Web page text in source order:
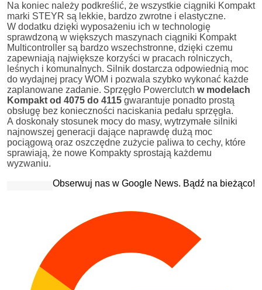
Na koniec należy podkreślić, że wszystkie ciągniki Kompakt
marki STEYR są lekkie, bardzo zwrotne i elastyczne.
W dodatku dzięki wyposażeniu ich w technologię
sprawdzoną w większych maszynach ciągniki Kompakt
Multicontroller są bardzo wszechstronne, dzięki czemu
zapewniają największe korzyści w pracach rolniczych,
leśnych i komunalnych. Silnik dostarcza odpowiednią moc
do wydajnej pracy WOM i pozwala szybko wykonać każde
zaplanowane zadanie. Sprzęgło Powerclutch w modelach
Kompakt od 4075 do 4115 gwarantuje ponadto prostą
obsługę bez konieczności naciskania pedału sprzęgła.
A doskonały stosunek mocy do masy, wytrzymałe silniki
najnowszej generacji dające naprawdę dużą moc
pociągową oraz oszczędne zużycie paliwa to cechy, które
sprawiają, że nowe Kompakty sprostają każdemu
wyzwaniu.
Obserwuj nas w Google News. Bądź na bieżąco!